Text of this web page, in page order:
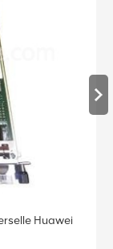
Huawei